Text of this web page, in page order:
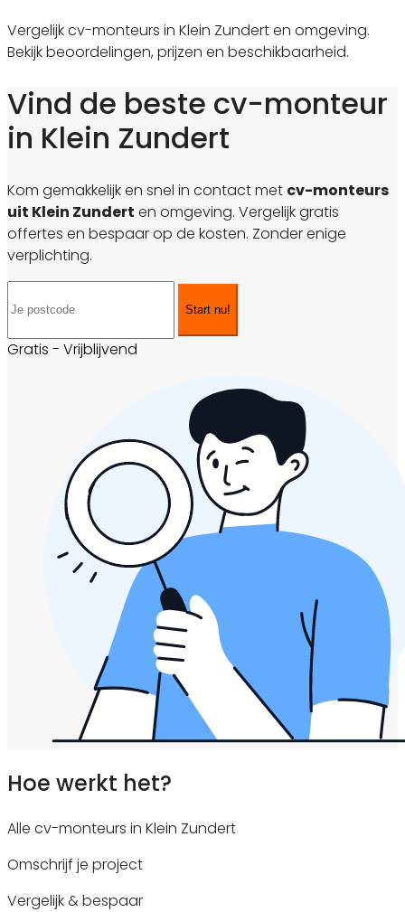
Vergelijk cv-monteurs in Klein Zundert en omgeving.
Bekijk beoordelingen, prijzen en beschikbaarheid.
Vind de beste cv-monteur
in Klein Zundert
Kom gemakkelijk en snel in contact met cv-monteurs
uit Klein Zundert en omgeving. Vergelijk gratis
offertes en bespaar op de kosten. Zonder enige
verplichting.
Start nu!
Gratis - Vrijblijvend
Hoe werkt het?
Alle cv-monteurs in Klein Zundert
Omschrijf je project
Vergelijk & bespaar